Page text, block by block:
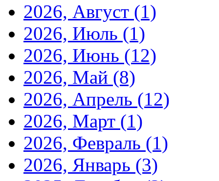
2026, Август (1)
2026, Июль (1)
2026, Июнь (12)
2026, Май (8)
2026, Апрель (12)
2026, Март (1)
2026, Февраль (1)
2026, Январь (3)